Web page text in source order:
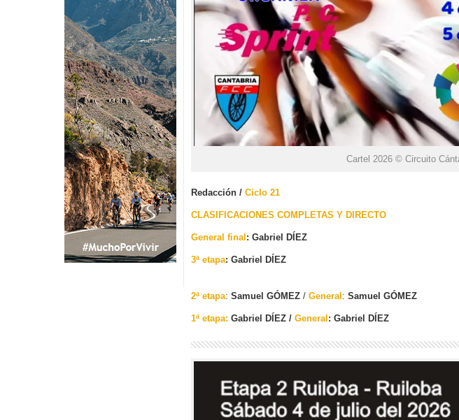
Cartel 2026 © Circuito
Redacción / Ciclo 21
CLASIFICACIONES COMPLETAS Y DIRECTO
General final : Gabriel DÍEZ
3ª etapa: Gabriel DÍEZ
2ª etapa: Samuel GÓMEZ / General : Samuel GÓMEZ
1ª etapa: Gabriel DÍEZ / General : Gabriel DÍEZ